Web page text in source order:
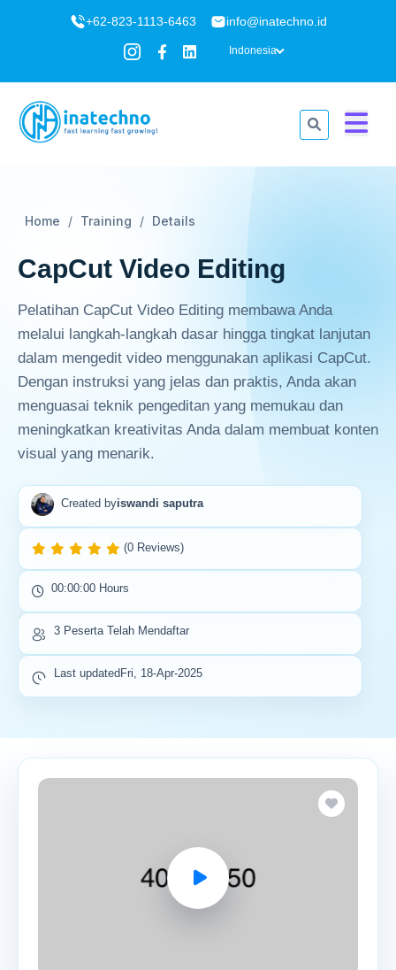
+62-823-1113-6463 info@inatechno.id
Indonesia
Home Training Details
CapCut Video Editing
Pelatihan CapCut Video Editing membawa Anda
melalui langkah-langkah dasar hingga tingkat lanjutan
dalam mengedit video menggunakan aplikasi CapCut.
Dengan instruksi yang jelas dan praktis, Anda akan
menguasai teknik pengeditan yang memukau dan
meningkatkan kreativitas Anda dalam membuat konten
visual yang menarik.
Created byiswandi saputra
(0 Reviews)
00:00:00 Hours
3 Peserta Telah Mendaftar
Last updated Fri, 18-Apr-2025